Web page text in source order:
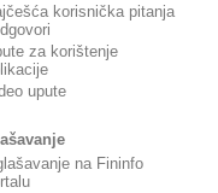
korisnička pitanja
za korištenje
upute
na Fininfo